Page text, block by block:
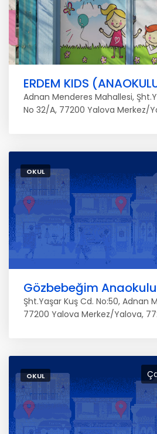
ERDEM KIDS
Adnan Menderes Mahallesi,
No 32/A, 77200 Yalova Merkez/
OKUL
Gözbebeğim Anaokulu
Şht.Yaşar Kuş Cd. No:50, Adnan
77200 Yalova Merkez/Yalova,
OKUL